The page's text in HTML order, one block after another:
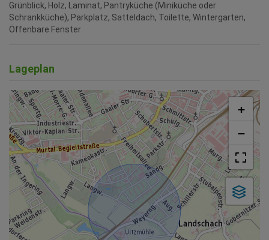
Grünblick Holz Laminat Pantryküche (Miniküche oder
Schrankküche) Parkplatz Satteldach Toilette Wintergarten
Öffenbare Fenster
Lageplan
+
−